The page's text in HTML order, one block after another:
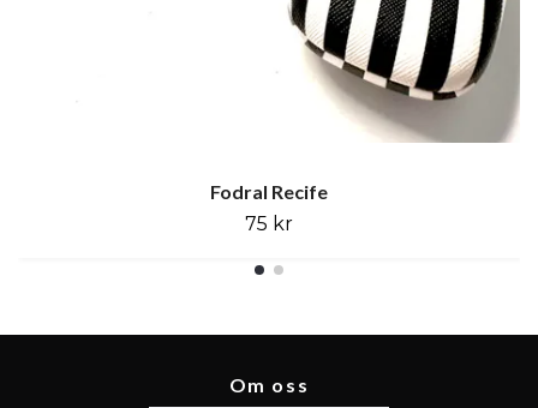
Fodral Recife
75 kr
Om oss